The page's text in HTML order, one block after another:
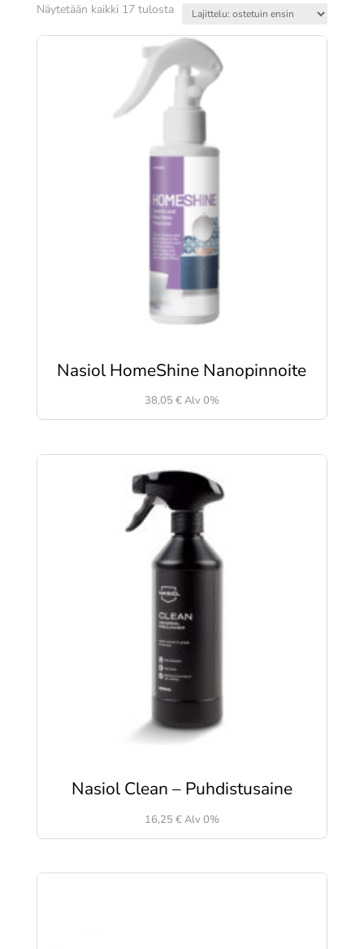
Näytetään kaikki 17 tulostaSuosituimmat
ensin
Nasiol HomeShine Nanopinnoite
38,05 €Alv 0%
Nasiol Clean – Puhdistusaine
16,25 €Alv 0%